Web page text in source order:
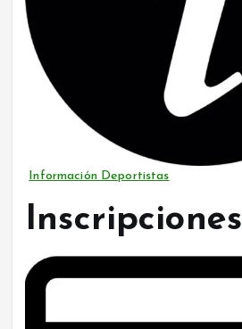
Información Deportistas
Inscripciones